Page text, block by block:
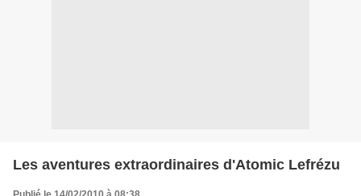
Les aventures extraordinaires d'Atomic Lefrézu